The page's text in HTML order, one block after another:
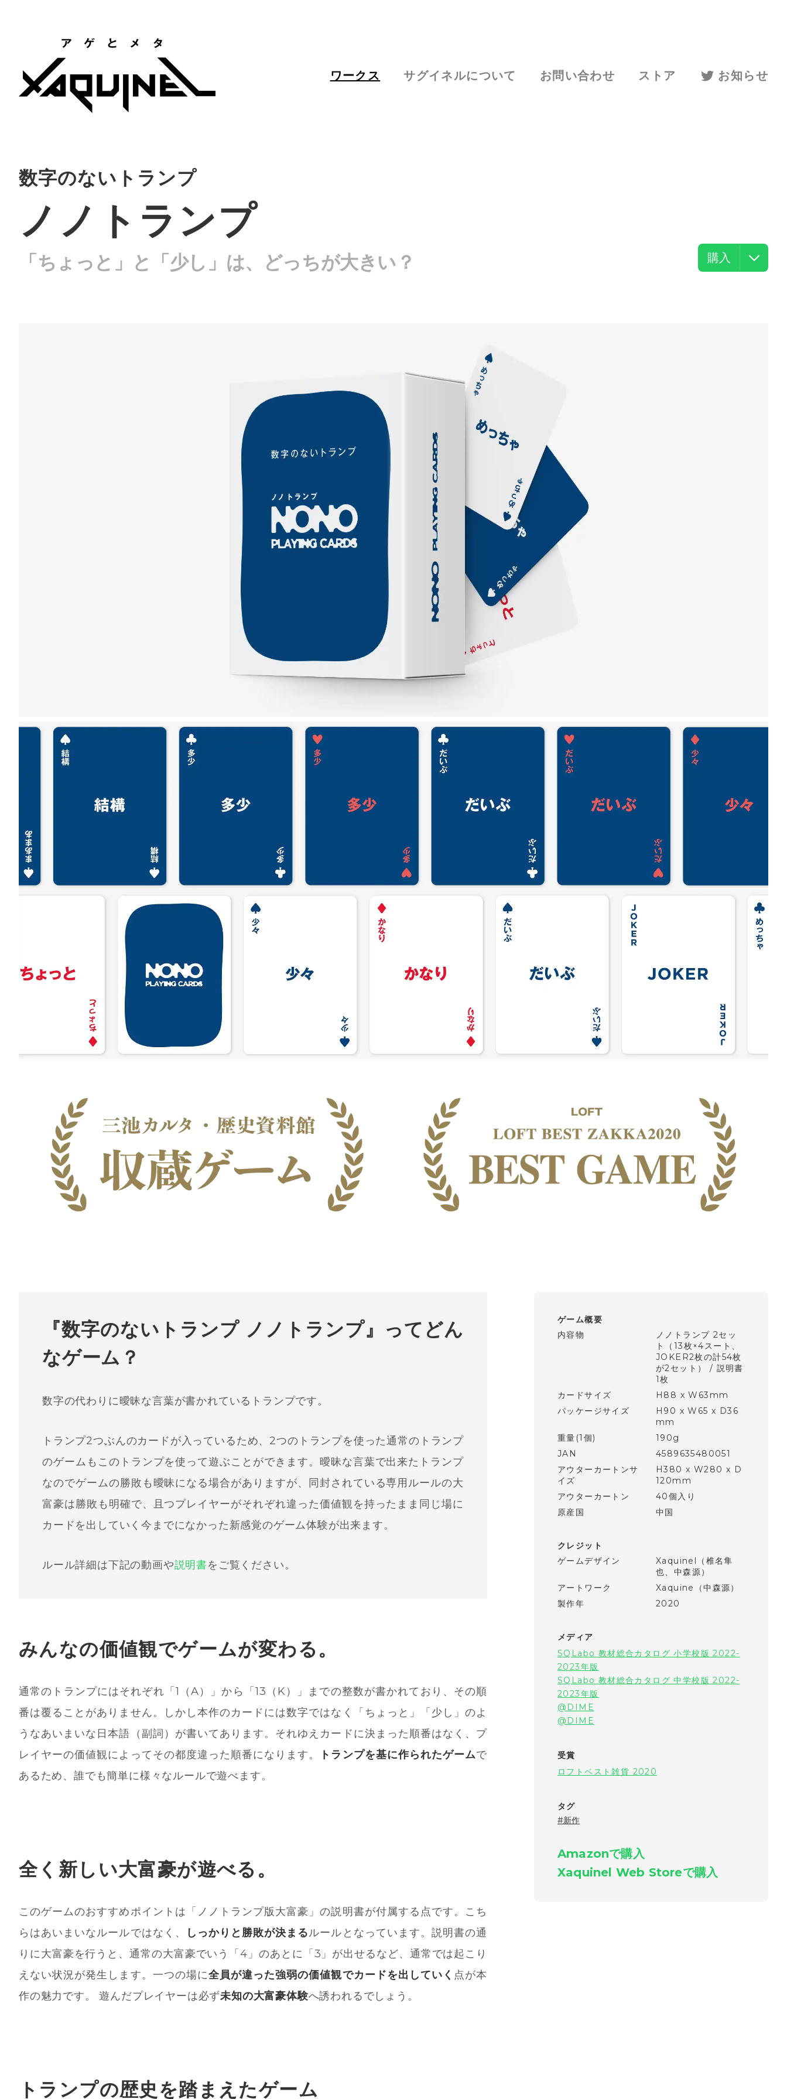
ワークス サグイネルについて お問い合わせ ストア お知らせ
数字のないトランプ
ノノトランプ
「ちょっと」と「少し」は、どっちが大きい？ 購入
『数字のないトランプ ノノトランプ』ってどん
なゲーム？
数字の代わりに曖昧な言葉が書かれているトランプです。
トランプ2つぶんのカードが入っているため、2つのトランプを使った通常のトランプ
のゲームもこのトランプを使って遊ぶことができます。曖昧な言葉で出来たトランプ
なのでゲームの勝敗も曖昧になる場合がありますが、同封されている専用ルールの大
富豪は勝敗も明確で、且つプレイヤーがそれぞれ違った価値観を持ったまま同じ場に
カードを出していく今までになかった新感覚のゲーム体験が出来ます。
ルール詳細は下記の動画や説明書をご覧ください。
みんなの価値観でゲームが変わる。
通常のトランプにはそれぞれ「1（A）」から「13（K）」までの整数が書かれており、その順
番は覆ることがありません。しかし本作のカードには数字ではなく「ちょっと」「少し」のよ
うなあいまいな日本語（副詞）が書いてあります。それゆえカードに決まった順番はなく、プ
レイヤーの価値観によってその都度違った順番になります。
トランプを基に作られたゲームで
あるため、誰でも簡単に様々なルールで遊べます。
全く新しい大富豪が遊べる。
このゲームのおすすめポイントは「ノノトランプ版大富豪」の説明書が付属する点です。こち
らはあいまいなルールではなく、
しっかりと勝敗が決まるルールとなっています。説明書の通
りに大富豪を行うと、通常の大富豪でいう「4」のあとに「3」が出せるなど、通常では起こり
えない状況が発生します。一つの場に全員が違った強弱の価値観でカードを出していく 点が本
作の魅力です。 遊んだプレイヤーは必ず未知の大富豪体験へ誘われるでしょう。
トランプの歴史を踏まえたゲーム
ゲーム概要
内容物
ノノトランプ 2セッ
ト（13枚×4スート、
JOKER2枚の計54枚
が2セット） / 説明書
1枚
カードサイズ
H88 x W63mm
パッケージサイズ
H90 x W65 x D36
mm
重量(1個)
190g
JAN
4589635480051
アウターカートンサ
イズ
H380 x W280 x D
120mm
アウターカートン
40個入り
原産国
中国
クレジット
ゲームデザイン
Xaquinel（椎名隼
也、中森源）
アートワーク
Xaquine（中森源）
製作年
2020
メディア
SQLabo 教材総合カタログ 小学校版 2022-
2023年版
SQLabo 教材総合カタログ 中学校版 2022-
2023年版
@DIME
@DIME
受賞
ロフトベスト雑貨 2020
タグ
新作
Amazonで購入
Xaquinel Web Storeで購入